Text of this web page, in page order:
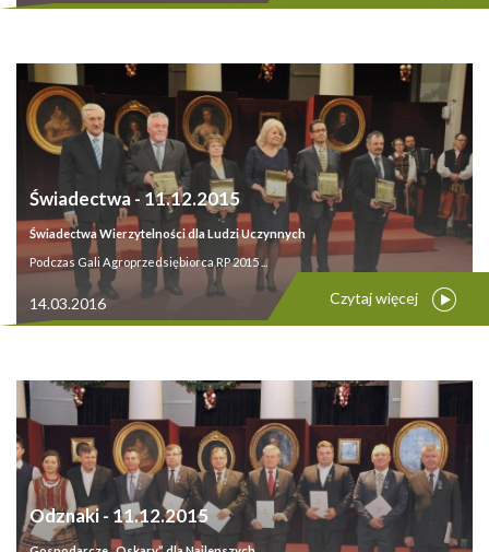
Świadectwa - 11.12.2015
Świadectwa Wierzytelności dla Ludzi Uczynnych
Podczas Gali Agroprzedsiębiorca RP 2015 ...
14.03.2016 Czytaj więcej
Odznaki - 11.12.2015